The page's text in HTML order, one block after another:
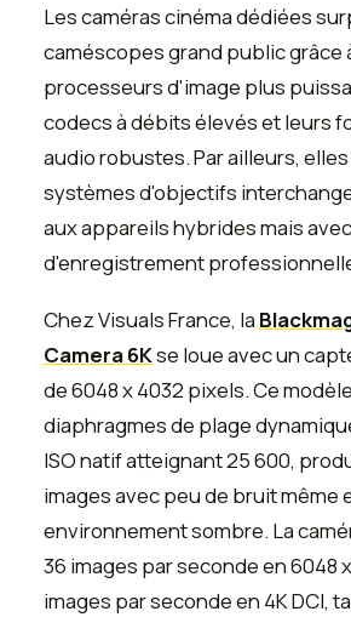
Les caméras cinéma dédiées
caméscopes grand public grâce
processeurs d'image plus
codecs à débits élevés et leurs
audio robustes. Par ailleurs,
systèmes d'objectifs
aux appareils hybrides mais
d'enregistrement
Chez Visuals France, la
Camera 6Kse loue avec un
de 6048 x 4032 pixels. Ce
diaphragmes de plage
ISO natif atteignant 25 600,
images avec peu de bruit même
environnement sombre. La
36 images par seconde en 6048
images par seconde en 4K DCI,